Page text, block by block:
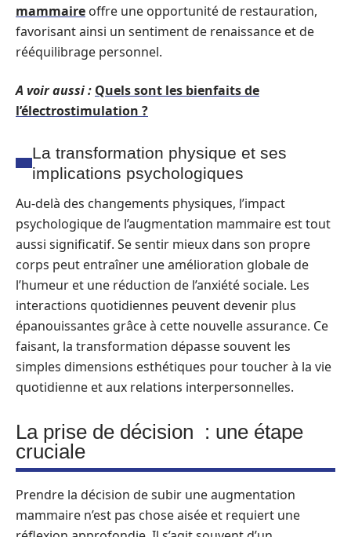
mammaire offre une opportunité de restauration,
favorisant ainsi un sentiment de renaissance et de
rééquilibrage personnel.
A voir aussi : Quels sont les bienfaits de
l’électrostimulation ?
La transformation physique et ses
implications psychologiques
Au-delà des changements physiques, l’impact
psychologique de l’augmentation mammaire est tout
aussi significatif. Se sentir mieux dans son propre
corps peut entraîner une amélioration globale de
l’humeur et une réduction de l’anxiété sociale. Les
interactions quotidiennes peuvent devenir plus
épanouissantes grâce à cette nouvelle assurance. Ce
faisant, la transformation dépasse souvent les
simples dimensions esthétiques pour toucher à la vie
quotidienne et aux relations interpersonnelles.
La prise de décision : une étape
cruciale
Prendre la décision de subir une augmentation
mammaire n’est pas chose aisée et requiert une